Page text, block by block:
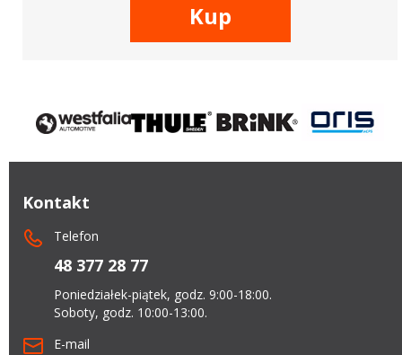
Kup
Kontakt
Telefon
48 377 28 77
Poniedziałek-piątek, godz. 9:00-18:00.
Soboty, godz. 10:00-13:00.
E-mail